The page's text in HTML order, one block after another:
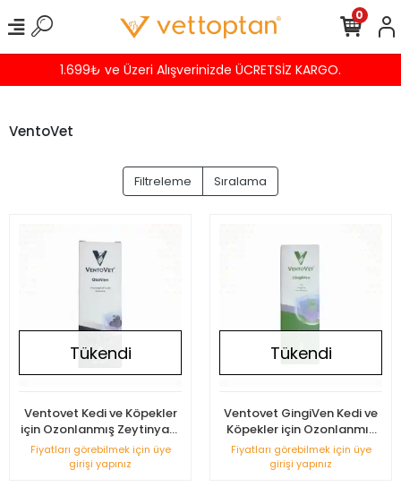
1.699₺ ve Üzeri Alışverinizde ÜCRETSİZ KARGO.
0
VentoVet
Filtreleme Sıralama
Tükendi
Ventovet Kedi ve Köpekler
için Ozonlanmış Zeytinyapı
E Vitamini 50ml
Fiyatları görebilmek için üye
girişi yapınız
Tükendi
Ventovet GingiVen Kedi ve
Köpekler için Ozonlanmış
Zeytinyağı 20ml (Ağız ve
Diş Sağlığı Destekleyici)
Fiyatları görebilmek için üye
girişi yapınız